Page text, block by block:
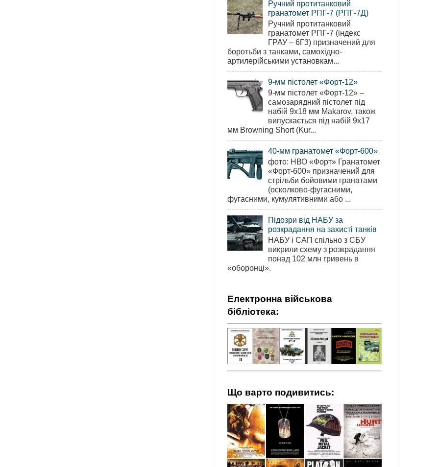
Ручний протитанковий
гранатомет РПГ-7 (РПГ-7Д)
Ручний протитанковий
гранатомет РПГ-7 (індекс
ГРАУ – 6Г3) призначений для
боротьби з танками, самохідно-
артилерійськими установкам...
9-мм пістолет «Форт-12»
9-мм пістолет «Форт-12» –
самозарядний пістолет під
набій 9х18 мм Makarov, також
випускається під набій 9х17
мм Browning Short (Kur...
40-мм гранатомет «Форт-600»
фото: НВО «Форт» Гранатомет
«Форт-600» призначений для
стрільби бойовими гранатами
(осколково-фугасними,
фугасними, кумулятивними або ...
Підозри від НАБУ за
розкрадання на захисті танків
НАБУ і САП спільно з СБУ
викрили схему з розкрадання
понад 102 млн гривень в
«оборонці».
Електронна військова
бібліотека:
Що варто подивитись: